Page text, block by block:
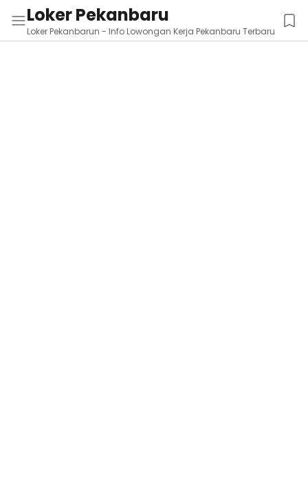
Loker Pekanbaru
Loker Pekanbarun - Info Lowongan Kerja Pekanbaru Terbaru